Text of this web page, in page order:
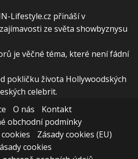
Lifestyle.cz přináší v
ze světa showbyznysu
je věčné téma, které není fádní
pokličku života Hollywoodských
celebrit.
O nás
Kontakt
obchodní podmínky
Zásady cookies (EU)
cookies